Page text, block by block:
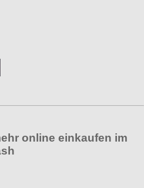
online einkaufen im